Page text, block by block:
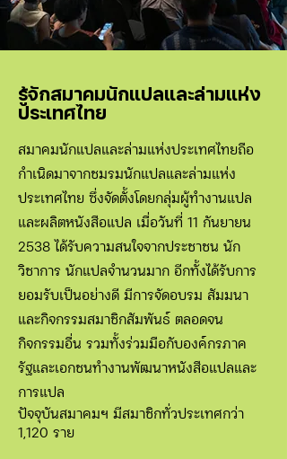
รู้จักสมาคมนักแปลและล่ามแห่ง
ประเทศไทย
สมาคมนักแปลและล่ามแห่งประเทศไทยถือ
กำเนิดมาจากชมรมนักแปลและล่ามแห่ง
ประเทศไทย ซึ่งจัดตั้งโดยกลุ่มผู้ทำงานแปล
และผลิตหนังสือแปล เมื่อวันที่ 11 กันยายน
2538 ได้รับความสนใจจากประชาชน นัก
วิชาการ นักแปลจำนวนมาก อีกทั้งได้รับการ
ยอมรับเป็นอย่างดี มีการจัดอบรม สัมมนา
และกิจกรรมสมาชิกสัมพันธ์ ตลอดจน
กิจกรรมอื่น รวมทั้งร่วมมือกับองค์กรภาค
รัฐและเอกชนทำงานพัฒนาหนังสือแปลและ
การแปล
ปัจจุบันสมาคมฯ มีสมาชิกทั่วประเทศกว่า
1,120 ราย